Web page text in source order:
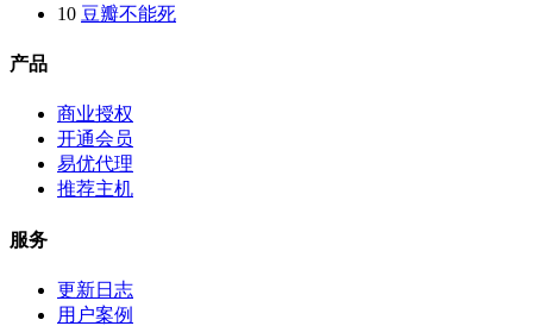
10 豆瓣不能死
产品
商业授权
开通会员
易优代理
推荐主机
服务
更新日志
用户案例